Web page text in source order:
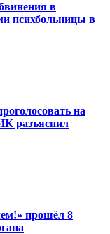
в
психбольницы в
на
разъяснил
прошёл 8